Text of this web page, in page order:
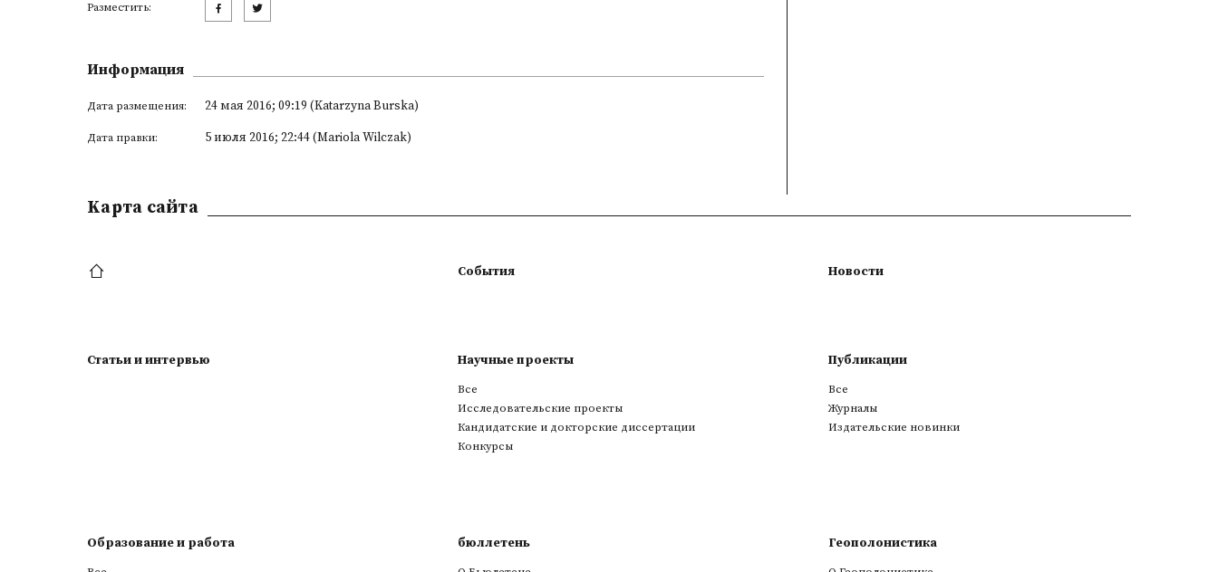
Разместить:
Информация
Дата размещения: 24 мая 2016; 09:19 (Katarzyna Burska)
Дата правки: 5 июля 2016; 22:44 (Mariola Wilczak)
Kарта сайта
События Новости
Статьи и интервью Научные проекты
Все
Исследовательские проекты
Кандидатские и докторские диссертации
Конкурсы
Публикации
Все
Журналы
Издательские новинки
Образование и работа бюллетень Геополонистика